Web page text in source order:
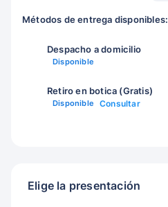
Métodos de entrega disponibles:
Despacho a domicilio
Disponible
Retiro en botica (Gratis)
Disponible Consultar
Elige la presentación